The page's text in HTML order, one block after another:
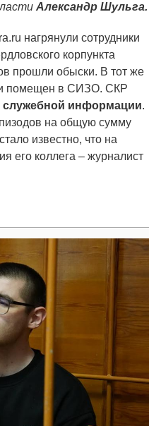
Александр Шульга.
нагрянули сотрудники
корпункта
прошли обыски. В тот же
помещен в СИЗО. СКР
служебной информации.
на общую сумму
известно, что на
его коллега – журналист